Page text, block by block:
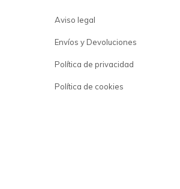
Aviso legal
Envíos y Devoluciones
Política de privacidad
Política de cookies